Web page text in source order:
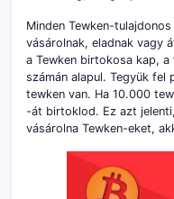
Minden Tewken-
vásárolnak, eladnak vagy
a Tewken birtokosa kap,
számán alapul. Tegyük fel
tewken van. Ha 10.000
-át birtoklod. Ez azt
vásárolna Tewken-eket,